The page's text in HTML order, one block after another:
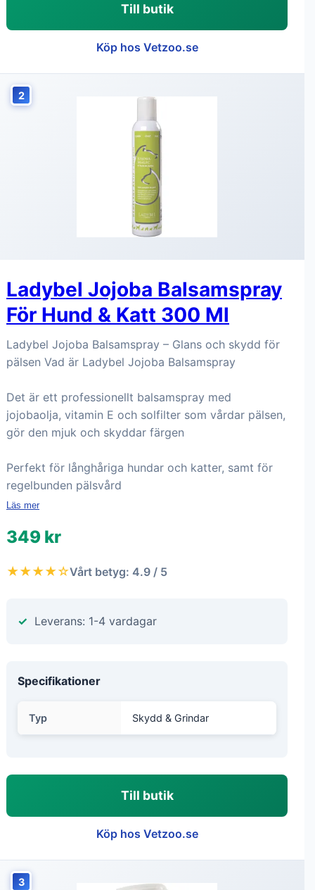
Till butik
Köp hos Vetzoo.se
2
Ladybel Jojoba Balsamspray
För Hund & Katt 300 Ml
Ladybel Jojoba Balsamspray – Glans och skydd för
pälsen Vad är Ladybel Jojoba Balsamspray
Det är ett professionellt balsamspray med
jojobaolja, vitamin E och solfilter som vårdar pälsen,
gör den mjuk och skyddar färgen
Perfekt för långhåriga hundar och katter, samt för
regelbunden pälsvård
Läs mer
349 kr
★★★★☆Vårt betyg: 4.9 / 5
Leverans: 1-4 vardagar
Specifikationer
Typ Skydd & Grindar
Till butik
Köp hos Vetzoo.se
3